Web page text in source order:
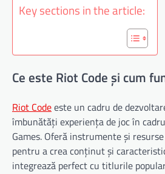
Key sections in the article:
Ce este Riot Code și cum
Riot Codeeste un cadru de
îmbunătăți experiența de joc în
Games. Oferă instrumente și
pentru a crea conținut și
integrează perfect cu titlurile